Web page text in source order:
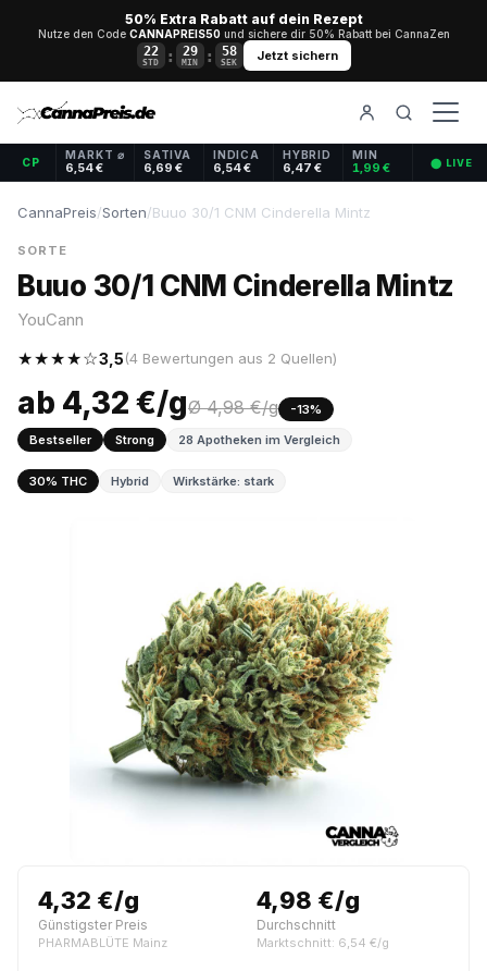
50% Extra Rabatt auf dein Rezept
Nutze den Code CANNAPREIS50und sichere dir 50% Rabatt bei CannaZen
22
STD : 29
MIN : 58
SEK Jetzt sichern
CP
MARKT ⌀
6,54 €
SATIVA
6,69 €
INDICA
6,54 €
HYBRID
6,47 €
MIN
1,99 € ⬤ LIVE
CannaPreis/Sorten/Buuo 30/1 CNM Cinderella Mintz
SORTE
Buuo 30/1 CNM Cinderella Mintz
YouCann
★★★★☆3,5(4 Bewertungen aus 2 Quellen)
ab 4,32 €/gØ 4,98 €/g
-13%
Bestseller
Strong 28 Apotheken im Vergleich
30% THC Hybrid Wirkstärke: stark
4,32 €/g
Günstigster Preis
PHARMABLÜTE Mainz
4,98 €/g
Durchschnitt
Marktschnitt: 6,54 €/g